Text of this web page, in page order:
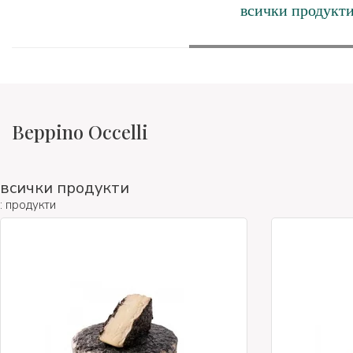
всички
Beppino Occelli
всички продукти
: продукти